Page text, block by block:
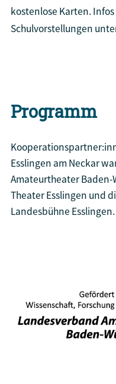
kostenlose Karten.
Schulvorstellungen
Programm
Esslingen am Neckar
Amateurtheater Baden-
Theater Esslingen und
Landesbühne Esslingen.